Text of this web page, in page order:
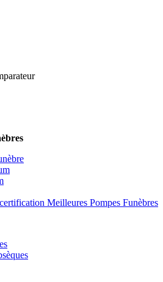
Meilleures Pompes Funèbres